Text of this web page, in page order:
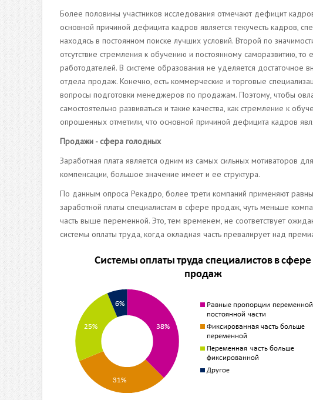
Более половины участников исследования отмечают дефицит
основной причиной дефицита кадров является текучесть кадров,
находясь в постоянном поиске лучших условий. Второй по
отсутствие стремления к обучению и постоянному саморазвитию,
работодателей. В системе образования не уделяется достаточное
отдела продаж. Конечно, есть коммерческие и торговые
вопросы подготовки менеджеров по продажам. Поэтому, чтобы
самостоятельно развиваться и такие качества, как стремление к
опрошенных отметили, что основной причиной дефицита кадров
Продажи - сфера голодных
Заработная плата является одним из самых сильных
компенсации, большое значение имеет и ее структура.
По данным опроса Рекадро, более трети компаний применяют
заработной платы специалистам в сфере продаж, чуть меньше
часть выше переменной. Это, тем временем, не соответствует
системы оплаты труда, когда окладная часть превалирует над